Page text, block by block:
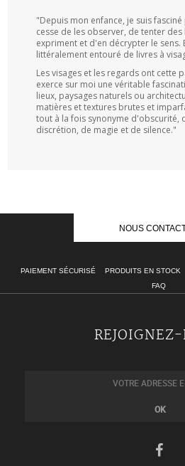
"Depuis mon enfance, je suis fasciné
cesse de les observer, de tenter
expriment et d'en décrypter le sens.
littéralement entouré de livres à
Les visages et les regards ont cette
exerce sur moi une véritable
lieux, paysages naturels ou
matières et textures brutes et
tout à la fois synonyme d'obscurité,
discrétion, de magie et de silence."
NOUS
PAIEMENT SÉCURISÉ PRODUITS EN STOCK
FAQ
REJOIGNEZ-